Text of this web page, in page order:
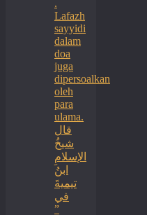
.
Lafazh
sayyidi
dalam
doa
juga
dipersoalkan
oleh
para
ulama.
قال
شيخُ
الإسلامِ
ابنُ
تيميةَ
في
”